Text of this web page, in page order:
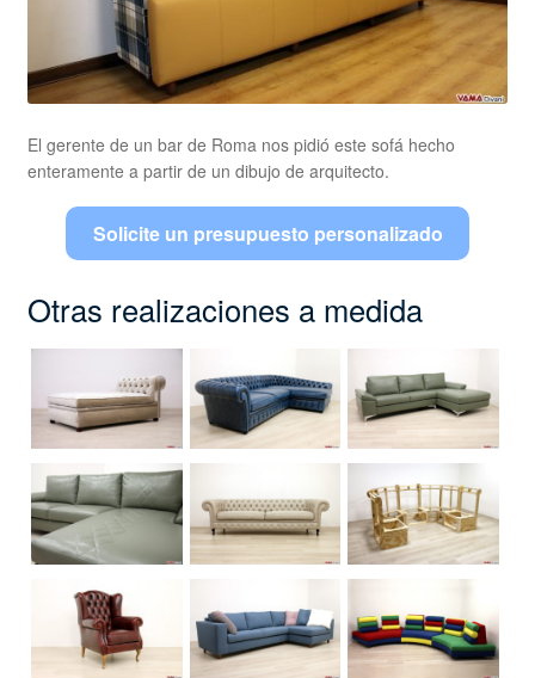
El gerente de un bar de Roma nos pidió este sofá hecho
enteramente a partir de un dibujo de arquitecto.
Solicite un presupuesto personalizado
Otras realizaciones a medida